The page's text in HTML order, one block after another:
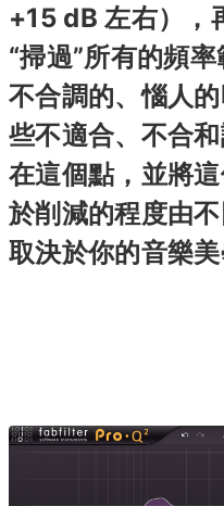
+15 dB 左右），
“掃過”所有的頻
不合調的、惱人
些不適合、不合
在這個點，並將
於削減的程度由
取決於你的音樂美